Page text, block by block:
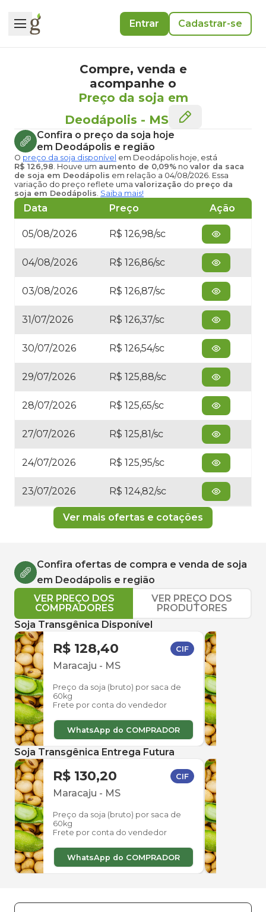
Entrar Cadastrar-se
Compre, venda e
acompanhe o
Preço da soja em
Deodápolis - MS
Confira o preço da soja hoje
em Deodápolis e região
O preço da soja disponível em Deodápolis hoje, está
R$ 126,98. Houve um aumento de 0,09% no valor da saca
de soja em Deodápolis em relação a 04/08/2026. Essa
variação do preço reflete uma valorização do preço da
soja em Deodápolis. Saiba mais!
Data Preço Ação
05/08/2026 R$ 126,98/sc
04/08/2026 R$ 126,86/sc
03/08/2026 R$ 126,87/sc
31/07/2026 R$ 126,37/sc
30/07/2026 R$ 126,54/sc
29/07/2026 R$ 125,88/sc
28/07/2026 R$ 125,65/sc
27/07/2026 R$ 125,81/sc
24/07/2026 R$ 125,95/sc
23/07/2026 R$ 124,82/sc
Ver mais ofertas e cotações
Confira ofertas de compra e venda de soja
em Deodápolis e região
VER PREÇO DOS
COMPRADORES
VER PREÇO DOS
PRODUTORES
Soja Transgênica Disponível
R$ 128,40 CIF
Maracaju - MS
Preço da soja (bruto) por saca de
60kg
Frete por conta do vendedor
WhatsApp do COMPRADOR
Soja Transgênica Entrega Futura
R$ 130,20 CIF
Maracaju - MS
Preço da soja (bruto) por saca de
60kg
Frete por conta do vendedor
WhatsApp do COMPRADOR